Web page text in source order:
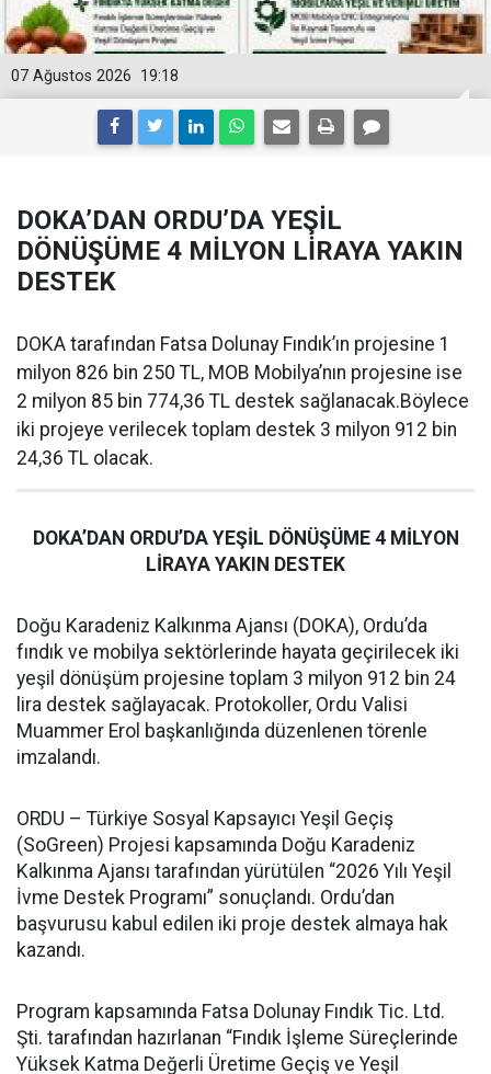
19:18
07 Ağustos 2026
DOKA’DAN ORDU’DA YEŞİL
DÖNÜŞÜME 4 MİLYON LİRAYA YAKIN
DESTEK
DOKA tarafından Fatsa Dolunay Fındık’ın projesine 1
milyon 826 bin 250 TL, MOB Mobilya’nın projesine ise
2 milyon 85 bin 774,36 TL destek sağlanacak.Böylece
iki projeye verilecek toplam destek 3 milyon 912 bin
24,36 TL olacak.
DOKA’DAN ORDU’DA YEŞİL DÖNÜŞÜME 4 MİLYON
LİRAYA YAKIN DESTEK
Doğu Karadeniz Kalkınma Ajansı (DOKA), Ordu’da
fındık ve mobilya sektörlerinde hayata geçirilecek iki
yeşil dönüşüm projesine toplam 3 milyon 912 bin 24
lira destek sağlayacak. Protokoller, Ordu Valisi
Muammer Erol başkanlığında düzenlenen törenle
imzalandı.
ORDU – Türkiye Sosyal Kapsayıcı Yeşil Geçiş
(SoGreen) Projesi kapsamında Doğu Karadeniz
Kalkınma Ajansı tarafından yürütülen “2026 Yılı Yeşil
İvme Destek Programı” sonuçlandı. Ordu’dan
başvurusu kabul edilen iki proje destek almaya hak
kazandı.
Program kapsamında Fatsa Dolunay Fındık Tic. Ltd.
Şti. tarafından hazırlanan “Fındık İşleme Süreçlerinde
Yüksek Katma Değerli Üretime Geçiş ve Yeşil